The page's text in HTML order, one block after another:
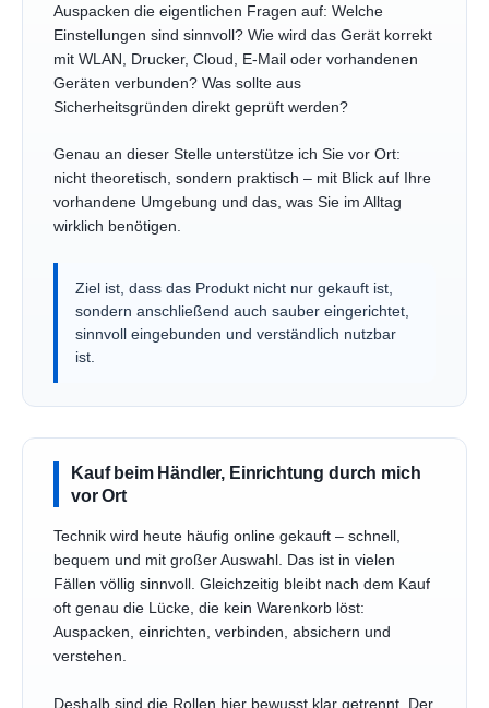
Auspacken die eigentlichen Fragen auf: Welche
Einstellungen sind sinnvoll? Wie wird das Gerät korrekt
mit WLAN, Drucker, Cloud, E-Mail oder vorhandenen
Geräten verbunden? Was sollte aus
Sicherheitsgründen direkt geprüft werden?
Genau an dieser Stelle unterstütze ich Sie vor Ort:
nicht theoretisch, sondern praktisch – mit Blick auf Ihre
vorhandene Umgebung und das, was Sie im Alltag
wirklich benötigen.
Ziel ist, dass das Produkt nicht nur gekauft ist,
sondern anschließend auch sauber eingerichtet,
sinnvoll eingebunden und verständlich nutzbar
ist.
Kauf beim Händler, Einrichtung durch mich
vor Ort
Technik wird heute häufig online gekauft – schnell,
bequem und mit großer Auswahl. Das ist in vielen
Fällen völlig sinnvoll. Gleichzeitig bleibt nach dem Kauf
oft genau die Lücke, die kein Warenkorb löst:
Auspacken, einrichten, verbinden, absichern und
verstehen.
Deshalb sind die Rollen hier bewusst klar getrennt. Der